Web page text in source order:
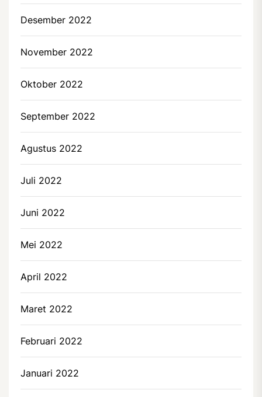
Desember 2022
November 2022
Oktober 2022
September 2022
Agustus 2022
Juli 2022
Juni 2022
Mei 2022
April 2022
Maret 2022
Februari 2022
Januari 2022